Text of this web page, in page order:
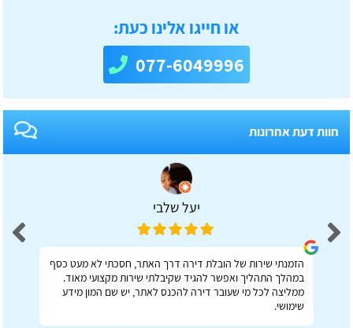
או חייגו אלינו כעת:
077-6049996
חוות דעת אחרונות
יעל שלבי
הזמנתי שירות של הובלת דירה דרך האתר, חסכתי לא מעט כסף
במהלך התהליך ואפשר להגיד שקיבלתי שירות מקצועי מאוד.
ממליצה לכל מי שעובר דירה להכנס לאתר, יש שם המון מידע
שימושי.